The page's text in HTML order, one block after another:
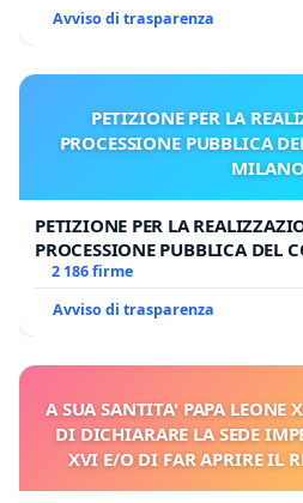
Avviso di trasparenza
PETIZIONE PER LA
PROCESSIONE PUBBLICA
MILANO
PETIZIONE PER LA
PROCESSIONE PUBBLICA DEL
MILANO
2 186 firme
Avviso di trasparenza
A SUA SANTITA' PAPA LEONE
DI DICHIARARE LA SEDE
XVI E/O DI FAR APRIRE IL